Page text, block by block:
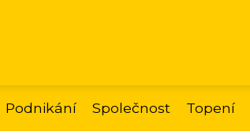
Podnikání Společnost Topení